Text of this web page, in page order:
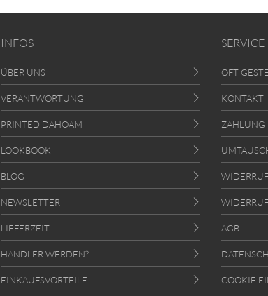
INFOS
ÜBER UNS
VERANTWORTUNG
PRINTED DAHOAM
LOOKBOOK
BLOG
NEWSLETTER
LIEFERZEIT
HÄNDLER WERDEN?
EINKAUFSVORTEILE
SERVICE
OFT
KONTAKT
ZAHLUNG
AGB
COOKIE